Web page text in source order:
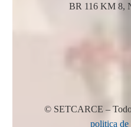
BR 116 KM 8,
© SETCARCE –
politica de